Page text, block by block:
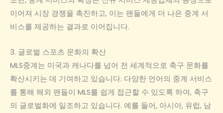
이어져 시장 경쟁을 촉진하고, 이는 팬들에게 더 나은 중계 서
비스를 제공하는 결과로 이어집니다.
3. 글로벌 스포츠 문화의 확산
MLS중계는 미국과 캐나다를 넘어 전 세계적으로 축구 문화를
확산시키는 데 기여하고 있습니다. 다양한 언어의 중계 서비스
를 통해 해외 팬들이 MLS를 쉽게 접근할 수 있도록 하여, 축구
의 글로벌화에 일조하고 있습니다. 예를 들어, 아시아, 유럽, 남